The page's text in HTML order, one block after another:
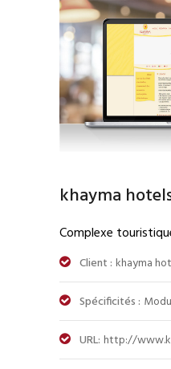
khayma
Complexe
Client : khayma
Spécificités :
URL: http://